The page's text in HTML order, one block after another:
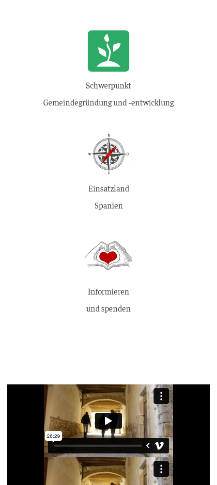
Schwerpunkt
Gemeindegründung und ‑entwicklung
Einsatzland
Spanien
Informieren
und spenden